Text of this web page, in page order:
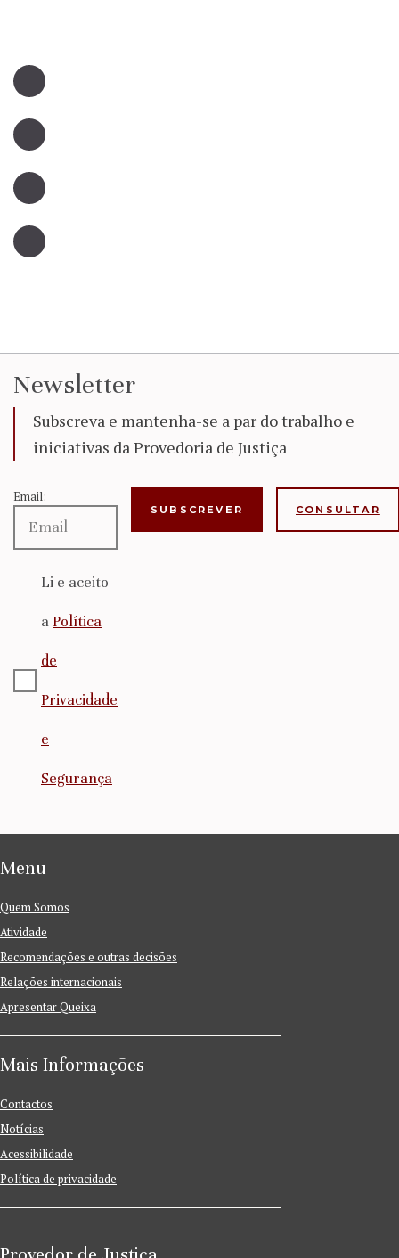
Newsletter
Subscreva e mantenha-se a par do trabalho e
iniciativas da Provedoria de Justiça
Email:
Li e aceito
a Política
de
Privacidade
e
Segurança
CONSULTAR
Menu
Quem Somos
Atividade
Recomendações e outras decisões
Relações internacionais
Apresentar Queixa
Mais Informações
Contactos
Notícias
Acessibilidade
Política de privacidade